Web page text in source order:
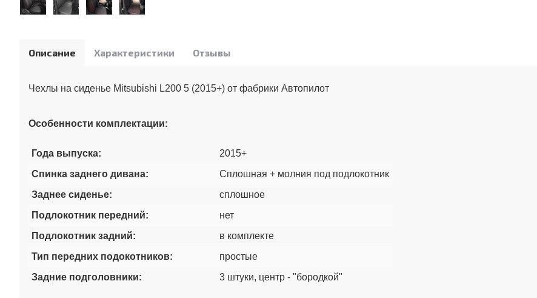
Описание Характеристики Отзывы
Чехлы на сиденье Mitsubishi L200 5 (2015+) от фабрики Автопилот
Особенности комплектации:
Года выпуска:
2015+
Спинка заднего дивана:
Сплошная + молния под подлокотник
Заднее сиденье:
сплошное
Подлокотник передний:
нет
Подлокотник задний:
в комплекте
Тип передних подокотников:
простые
Задние подголовники:
3 штуки, центр - "бородкой"